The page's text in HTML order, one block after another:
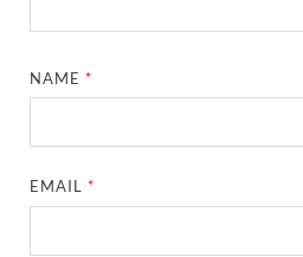
NAME*
EMAIL*